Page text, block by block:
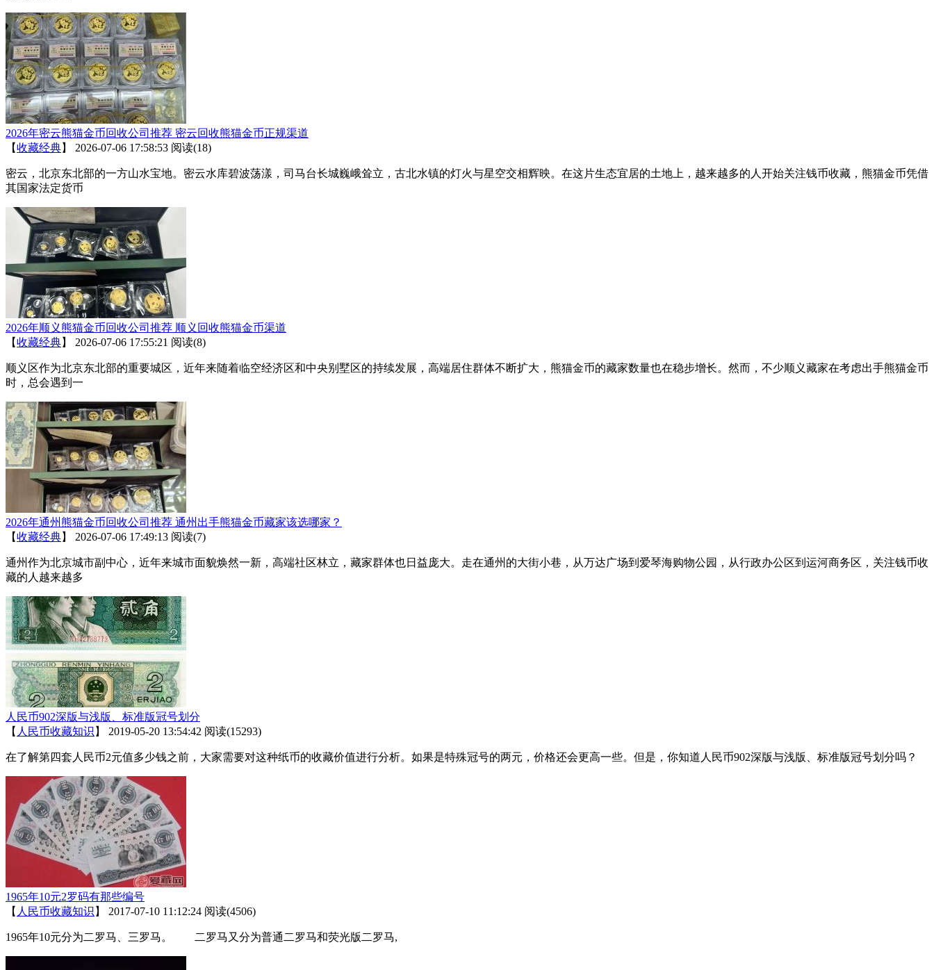
2026年密云熊猫金币回收公司推荐 密云回收熊猫金币正规渠道
【收藏经典】 2026-07-06 17:58:53 阅读(18)
密云，北京东北部的一方山水宝地。密云水库碧波荡漾，司马台长城巍峨耸立，古北水镇的灯火与星空交相辉映。在这片生态宜居的土地上，越来越多的人开始关注钱币收藏，熊猫金币凭借
其国家法定货币
2026年顺义熊猫金币回收公司推荐 顺义回收熊猫金币渠道
【收藏经典】 2026-07-06 17:55:21 阅读(8)
顺义区作为北京东北部的重要城区，近年来随着临空经济区和中央别墅区的持续发展，高端居住群体不断扩大，熊猫金币的藏家数量也在稳步增长。然而，不少顺义藏家在考虑出手熊猫金币
时，总会遇到一
2026年通州熊猫金币回收公司推荐 通州出手熊猫金币藏家该选哪家？
【收藏经典】 2026-07-06 17:49:13 阅读(7)
通州作为北京城市副中心，近年来城市面貌焕然一新，高端社区林立，藏家群体也日益庞大。走在通州的大街小巷，从万达广场到爱琴海购物公园，从行政办公区到运河商务区，关注钱币收
藏的人越来越多
人民币902深版与浅版、标准版冠号划分
【 人民币收藏知识 】 2019-05-20 13:54:42 阅读(15293)
在了解第四套人民币2元值多少钱之前，大家需要对这种纸币的收藏价值进行分析。如果是特殊冠号的两元，价格还会更高一些。但是，你知道人民币902深版与浅版、标准版冠号划分吗？
1965年10元2罗码有那些编号
【 人民币收藏知识 】 2017-07-10 11:12:24 阅读(4506)
1965年10元分为二罗马、三罗马。 二罗马又分为普通二罗马和荧光版二罗马,